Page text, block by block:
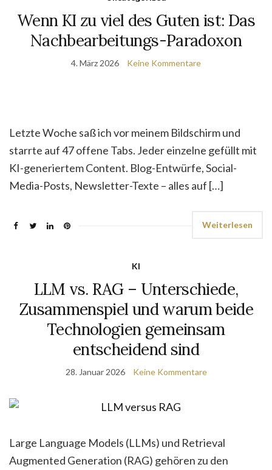
Wenn KI zu viel des Guten ist: Das
Nachbearbeitungs-Paradoxon
4. März 2026 Keine Kommentare
Letzte Woche saß ich vor meinem Bildschirm und
starrte auf 47 offene Tabs. Jeder einzelne gefüllt mit
KI-generiertem Content. Blog-Entwürfe, Social-
Media-Posts, Newsletter-Texte – alles auf […]
Weiterlesen
KI
LLM vs. RAG – Unterschiede,
Zusammenspiel und warum beide
Technologien gemeinsam
entscheidend sind
28. Januar 2026 Keine Kommentare
Large Language Models (LLMs) und Retrieval
Augmented Generation (RAG) gehören zu den